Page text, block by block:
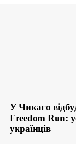
У Чикаго
Freedom Run:
українців